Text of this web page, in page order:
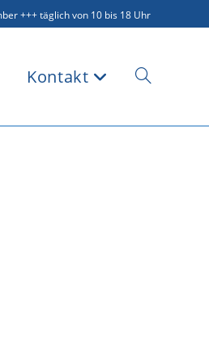
+++ täglich von 10 bis 18 Uhr
Kontakt Website-